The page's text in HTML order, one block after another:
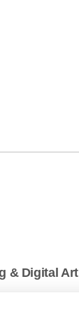
& Digital Art